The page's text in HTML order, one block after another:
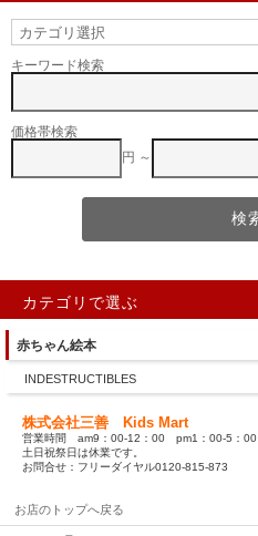
キーワード検索
価格帯検索
円 ～
カテゴリで選ぶ
赤ちゃん絵本
INDESTRUCTIBLES
株式会社三善 Kids Mart
営業時間 am9：00-12：00 pm1：00-5：00
土日祝祭日は休業です。
お問合せ：フリーダイヤル0120-815-873
お店のトップへ戻る